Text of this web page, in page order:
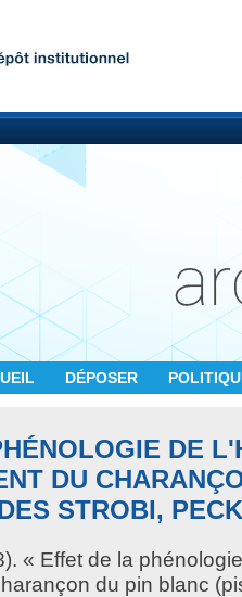
DÉPOSER
DE
DU
STROBI,
« Effet de la
du pin blanc